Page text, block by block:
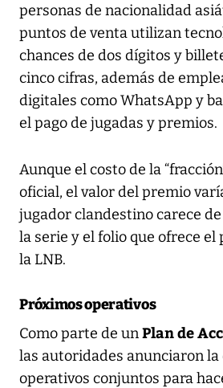
personas de nacionalidad
puntos de venta utilizan
chances de dos dígitos y
cinco cifras, además de
digitales como WhatsApp y
el pago de jugadas y premios.
Aunque el costo de la
oficial, el valor del premio
jugador clandestino carece
la serie y el folio que ofrece
la LNB.
Próximos operativos
Como parte de unPlan de
las autoridades anunciaron la
operativos conjuntos para